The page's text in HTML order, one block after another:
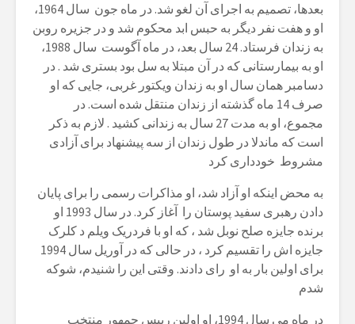
بعدها، تصمیم به اجرای آن لغو شد. در ماه جون سال 1964،
او و هفت نفر دیگر به حبس ابد محکوم شد و در جزیره روبن
به زندان فرستاد. 24 سال بعد، در ماه آگوست سال 1988،
او به بیمارستانی که در آن مبتلا به سل بود بستری شد . در
دسامبر همان سال او به زندان ویکتور غربی، جایی که او
صرف 14 ماه گذشته از زندان منتقل شده است. در
مجموع، او به مدت 27 سال به زندانی کشید . لازم به ذکر
است که ماندلا در طول زندان از سه پیشنهاد برای آزادی
مشروط خودداری کرد
به محض اینکه او آزاد شد، او مذاکرات رسمی را برای پایان
دادن رهبری سفید پوستان را آغاز کرد. در سال 1993 او
برنده جایزه صلح نوبل شد ، که او با فردریک ویلم د کلرک
جایزه اش را تقسیم کرد ، در حالی که در آوریل سال 1994
برای اولین بار به او رای دادند. وقتی این را شنیدم، شوکه
شدم
در ماه می سال 1994، او اولین رییس جمهور منتخب